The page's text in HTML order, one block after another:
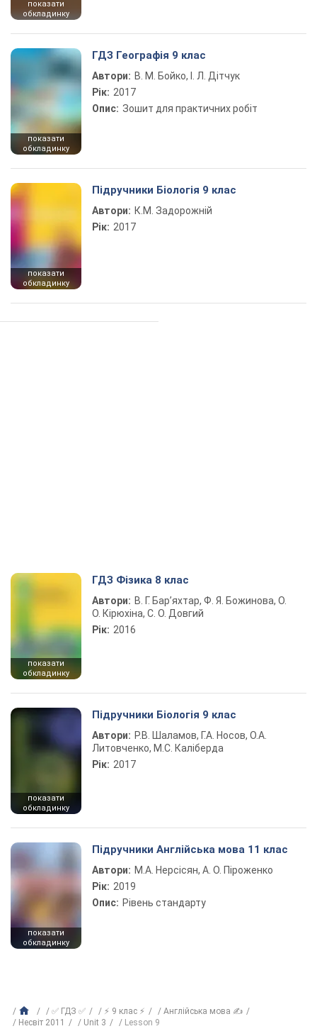
показати
обкладинку
показати
обкладинку
ГДЗ Географія 9 клас
Автори: В. М. Бойко, І. Л. Дітчук
Рік: 2017
Опис: Зошит для практичних робіт
показати
обкладинку
Підручники Біологія 9 клас
Автори: К.М. Задорожній
Рік: 2017
показати
обкладинку
ГДЗ Фізика 8 клас
Автори: В. Г. Бар’яхтар, Ф. Я. Божинова, О.
О. Кірюхіна, С. О. Довгий
Рік: 2016
показати
обкладинку
Підручники Біологія 9 клас
Автори: Р.В. Шаламов, Г.А. Носов, О.А.
Литовченко, М.С. Каліберда
Рік: 2017
показати
обкладинку
Підручники Англійська мова 11 клас
Автори: М.А. Нерсісян, А. О. Піроженко
Рік: 2019
Опис: Рівень стандарту
✅ ГДЗ ✅ ⚡ 9 клас ⚡
Англійська мова ✍
Несвіт 2011
Unit 3 Lesson 9